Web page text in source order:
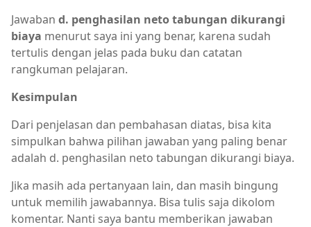
Jawaban d. penghasilan neto tabungan dikurangi
biaya menurut saya ini yang benar, karena sudah
tertulis dengan jelas pada buku dan catatan
rangkuman pelajaran.
Kesimpulan
Dari penjelasan dan pembahasan diatas, bisa kita
simpulkan bahwa pilihan jawaban yang paling benar
adalah d. penghasilan neto tabungan dikurangi biaya.
Jika masih ada pertanyaan lain, dan masih bingung
untuk memilih jawabannya. Bisa tulis saja dikolom
komentar. Nanti saya bantu memberikan jawaban